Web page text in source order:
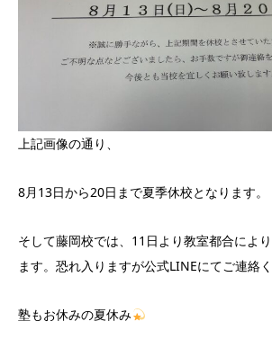
上記画像の通り、
8月13日から20日まで夏季休校となります。
そして藤岡校では、11日より教室都合によ
ます。恐れ入りますが公式LINEにてご連絡く
塾もお休みの夏休み